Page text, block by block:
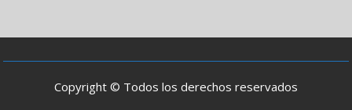
Copyright © Todos los derechos reservados